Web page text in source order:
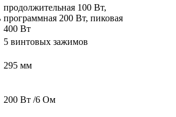
продолжительная 100 Вт,
программная 200 Вт, пиковая
400 Вт
5 винтовых зажимов
295 мм
200 Вт /6 Ом